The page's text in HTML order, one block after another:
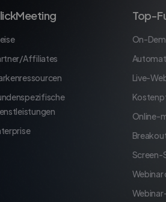
Affiliates
Top-
On-
Live-
Online-
Screen-
Webinar